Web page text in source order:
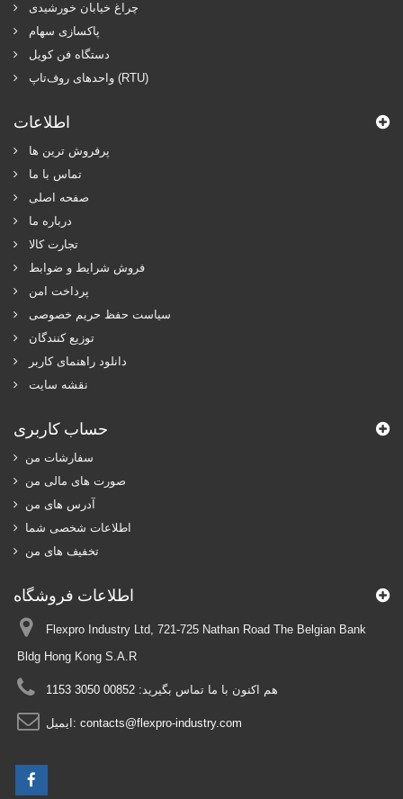
چراغ خیابان خورشیدی
پاکسازی سهام
دستگاه فن کویل
واحدهای روف‌تاپ (RTU)
اطلاعات
پرفروش ترین‌ ها
تماس با ما
صفحه اصلی
درباره ما
تجارت کالا
فروش شرایط و ضوابط
پرداخت امن
سیاست حفظ حریم خصوصی
توزیع کنندگان
دانلود راهنمای کاربر
نقشه سایت
حساب کاربری
سفارشات من
صورت های مالی من
آدرس های من
اطلاعات شخصی شما
تخفیف های من
اطلاعات فروشگاه
Flexpro Industry Ltd, 721-725 Nathan Road The Belgian Bank
Bldg Hong Kong S.A.R
هم اکنون با ما تماس بگیرید: 00852 3050 1153
ایمیل: contacts@flexpro-industry.com